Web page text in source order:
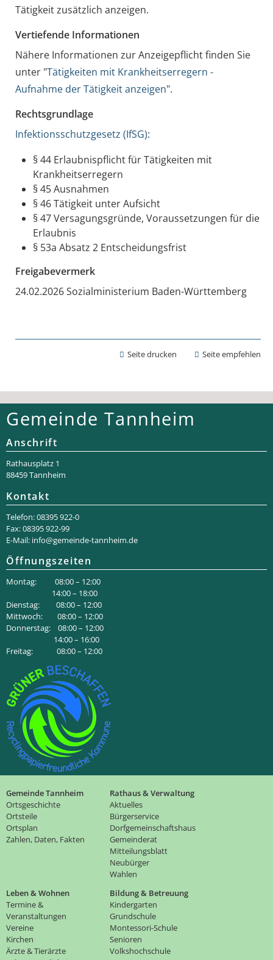
Tätigkeit zusätzlich anzeigen.
Vertiefende Informationen
Nähere Informationen zur Anzeigepflicht finden Sie
unter "Tätigkeiten mit Krankheitserregern -
Aufnahme der Tätigkeit anzeigen".
Rechtsgrundlage
Infektionsschutzgesetz (IfSG):
§ 44 Erlaubnispflicht für Tätigkeiten mit
Krankheitserregern
§ 45 Ausnahmen
§ 46 Tätigkeit unter Aufsicht
§ 47 Versagungsgründe, Voraussetzungen für die
Erlaubnis
§ 53a Absatz 2 Entscheidungsfrist
Freigabevermerk
24.02.2026 Sozialministerium Baden-Württemberg
Seite drucken Seite empfehlen
Gemeinde Tannheim
Anschrift
Rathaus­platz 1
88459 Tannheim
Kontakt
Telefon: 08395 922-0
Fax: 08395 922-99
E-Mail: info@gemeinde-tannheim.de
Öffnungszeiten
Montag: 08:00 – 12:00
14:00 – 18:00
Dienstag: 08:00 – 12:00
Mittwoch: 08:00 – 12:00
Donnerstag: 08:00 – 12:00
14:00 – 16:00
Freitag: 08:00 – 12:00
Gemeinde Tannheim
Ortsgeschichte
Ortsteile
Ortsplan
Zahlen, Daten, Fakten
Rathaus & Verwaltung
Aktuelles
Bürgerservice
Dorfgemeinschaftshaus
Gemeinderat
Mitteilungsblatt
Neubürger
Wahlen
Leben & Wohnen
Termine &
Veranstaltungen
Vereine
Kirchen
Ärzte & Tierärzte
Bildung & Betreuung
Kindergarten
Grundschule
Montessori-Schule
Senioren
Volkshochschule